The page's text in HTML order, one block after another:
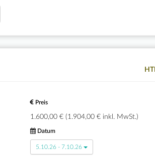
Preis
1.600,00 € (1.904,00 € inkl. MwSt.)
Datum
5.10.26 - 7.10.26